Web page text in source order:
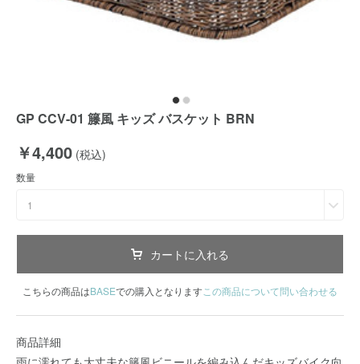
GP CCV-01 籐風 キッズ バスケット BRN
￥4,400 (税込)
数量
1
カートに入れる
こちらの商品はBASEでの購入となりますこの商品について問い合わせる
商品詳細